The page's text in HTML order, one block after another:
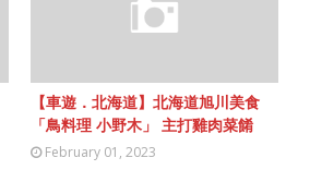
【車遊．北海道】北海道旭川美食
「鳥料理 小野木」 主打雞肉菜餚
February 01, 2023